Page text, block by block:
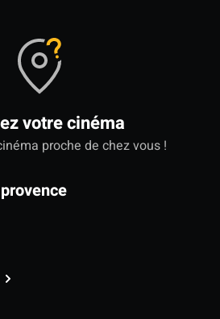
votre cinéma
proche de chez vous !